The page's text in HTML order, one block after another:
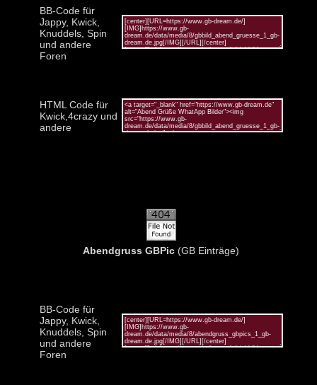
BB-Code für
Jappy, Kwick,
Knuddels, Spin
und andere
Foren
HTML Code für
Kwick,4crazy und
andere
Abendgruss GBPic (GB Einträge)
BB-Code für
Jappy, Kwick,
Knuddels, Spin
und andere
Foren